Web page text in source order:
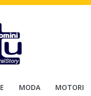
MODA MOTORI